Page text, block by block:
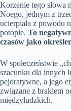
Korzenie tego słowa
Noego, jednym z
ucierpiała z powodu
potopie. To
czasów jako
W społeczeństwie
szacunku dla innych
pejoratywne, a jego
związane z brakiem
międzyludzkich.